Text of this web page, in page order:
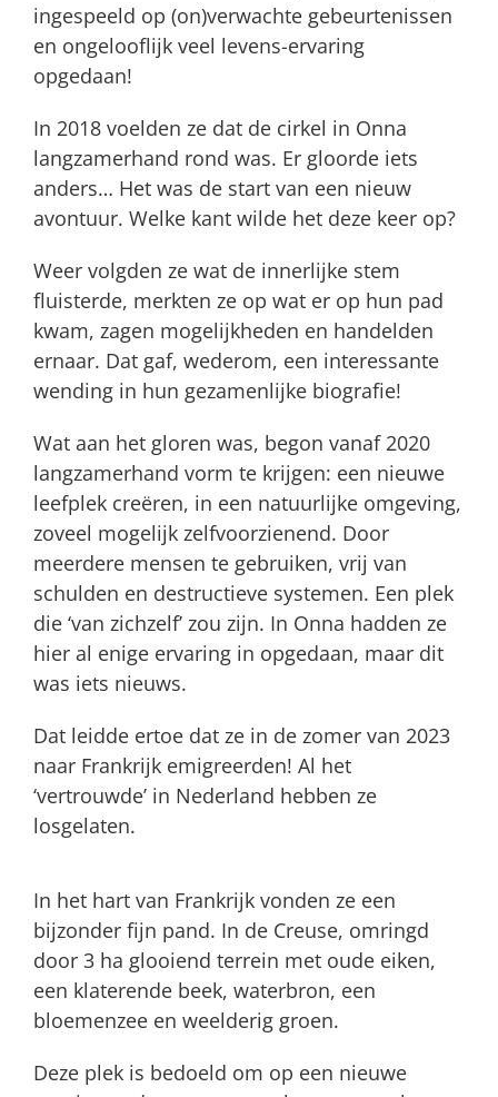
ingespeeld op (on)verwachte gebeurtenissen
en ongelooflijk veel levens-ervaring
opgedaan!
In 2018 voelden ze dat de cirkel in Onna
langzamerhand rond was. Er gloorde iets
anders… Het was de start van een nieuw
avontuur. Welke kant wilde het deze keer op?
Weer volgden ze wat de innerlijke stem
fluisterde, merkten ze op wat er op hun pad
kwam, zagen mogelijkheden en handelden
ernaar. Dat gaf, wederom, een interessante
wending in hun gezamenlijke biografie!
Wat aan het gloren was, begon vanaf 2020
langzamerhand vorm te krijgen: een nieuwe
leefplek creëren, in een natuurlijke omgeving,
zoveel mogelijk zelfvoorzienend. Door
meerdere mensen te gebruiken, vrij van
schulden en destructieve systemen. Een plek
die ‘van zichzelf’ zou zijn. In Onna hadden ze
hier al enige ervaring in opgedaan, maar dit
was iets nieuws.
Dat leidde ertoe dat ze in de zomer van 2023
naar Frankrijk emigreerden! Al het
‘vertrouwde’ in Nederland hebben ze
losgelaten.
In het hart van Frankrijk vonden ze een
bijzonder fijn pand. In de Creuse, omringd
door 3 ha glooiend terrein met oude eiken,
een klaterende beek, waterbron, een
bloemenzee en weelderig groen.
Deze plek is bedoeld om op een nieuwe